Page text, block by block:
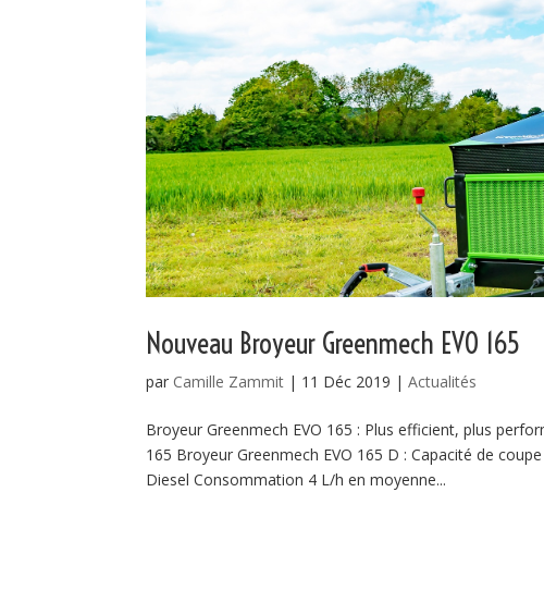
Nouveau Broyeur Greenmech EVO 165
par Camille Zammit | 11 Déc 2019 |Actualités
Broyeur Greenmech EVO 165 : Plus efficient, plus
165 Broyeur Greenmech EVO 165 D : Capacité de
Diesel Consommation 4 L/h en moyenne...